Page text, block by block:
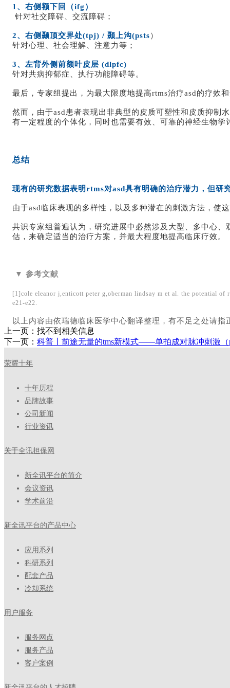
1、右侧额下回（ifg）
针对社交障碍、交流障碍；
2、右侧颞顶交界处(tpj) / 颞上沟(psts）
针对心理、社会理解、注意力等；
3、左背外侧前额叶皮层 (dlpfc)
针对共病抑郁症、执行功能障碍等。
最后，专家组提出，为最大限度地提高rtms治疗asd的疗效
然而，由于asd患者表现出非典型的皮质可塑性和皮质抑制
有一定程度的个体化，同时也需要有效、可靠的神经生物学
总结
现有的研究数据表明rtms对asd具有明确的治疗潜力，但
由于asd临床表现的多样性，以及多种潜在的刺激方法，使
共识专家组普遍认为，研究进展中必然涉及大型、多中心
估，来确定适当的治疗方案，并最大程度地提高临床疗效。
▼ 参考文献
[1]cole eleanor j,enticott peter g,oberman lindsay m et al. the potential
e21-e22.
以上内容由依瑞德临床医学中心翻译整理，有不足之处请指
上一页： 找不到相关信息
下一页： 科普丨前途无量的tms新模式——单拍成对脉冲刺激（
荣耀十年
十年历程
品牌故事
公司新闻
行业资讯
关于全讯担保网
新全讯平台的简介
会议资讯
学术前沿
新全讯平台的产品中心
应用系列
科研系列
配套产品
冷却系统
用户服务
服务网点
服务产品
客户案例